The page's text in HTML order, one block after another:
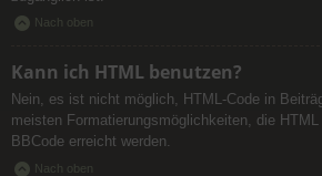
Nach oben
Kann ich HTML benutzen?
Nein, es ist nicht möglich, HTML-Code in
meisten Formatierungsmöglichkeiten, die
BBCode erreicht werden.
Nach oben